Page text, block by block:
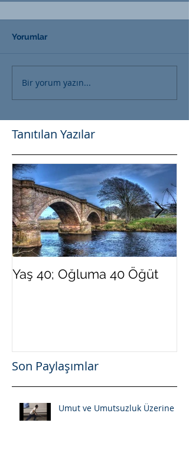
Yorumlar
Bir yorum yazın...
Tanıtılan Yazılar
Yaş 40; Oğluma 40 Öğüt
Son Paylaşımlar
Umut ve Umutsuzluk Üzerine